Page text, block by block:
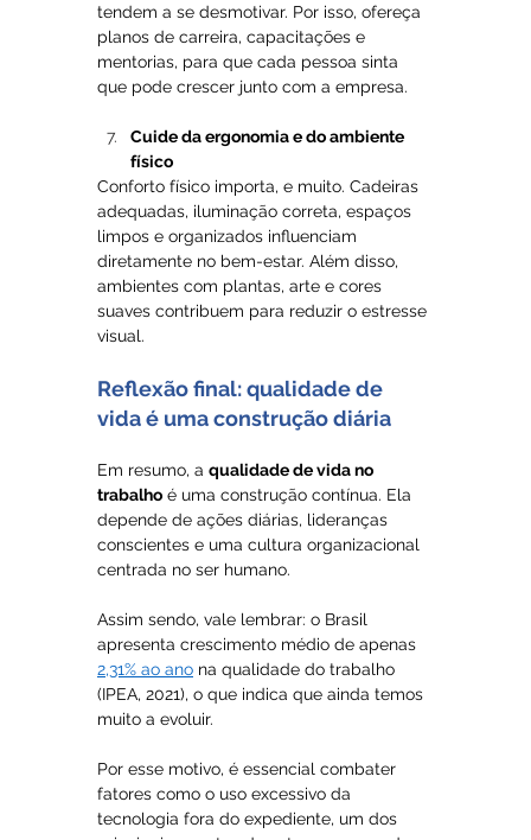
tendem a se desmotivar. Por isso, ofereça
planos de carreira, capacitações e
mentorias, para que cada pessoa sinta
que pode crescer junto com a empresa.
Cuide da ergonomia e do ambiente
físico
Conforto físico importa, e muito. Cadeiras
adequadas, iluminação correta, espaços
limpos e organizados influenciam
diretamente no bem-estar. Além disso,
ambientes com plantas, arte e cores
suaves contribuem para reduzir o estresse
visual.
Reflexão final: qualidade de
vida é uma construção diária
Em resumo, a qualidade de vida no
trabalho é uma construção contínua. Ela
depende de ações diárias, lideranças
conscientes e uma cultura organizacional
centrada no ser humano.
Assim sendo, vale lembrar: o Brasil
apresenta crescimento médio de apenas
2,31% ao ano na qualidade do trabalho
(IPEA, 2021), o que indica que ainda temos
muito a evoluir.
Por esse motivo, é essencial combater
fatores como o uso excessivo da
tecnologia fora do expediente, um dos